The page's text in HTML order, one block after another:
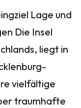
Lage und
Die Insel
liegt in
vielfältige
traumhafte